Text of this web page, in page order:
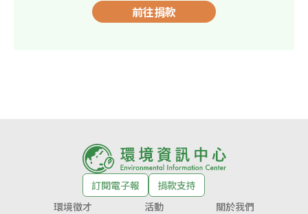
前往捐款
訂閱電子報
捐款支持
環境徵才
活動
關於我們